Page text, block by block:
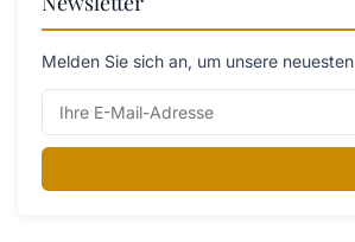
Melden Sie sich an, um unsere